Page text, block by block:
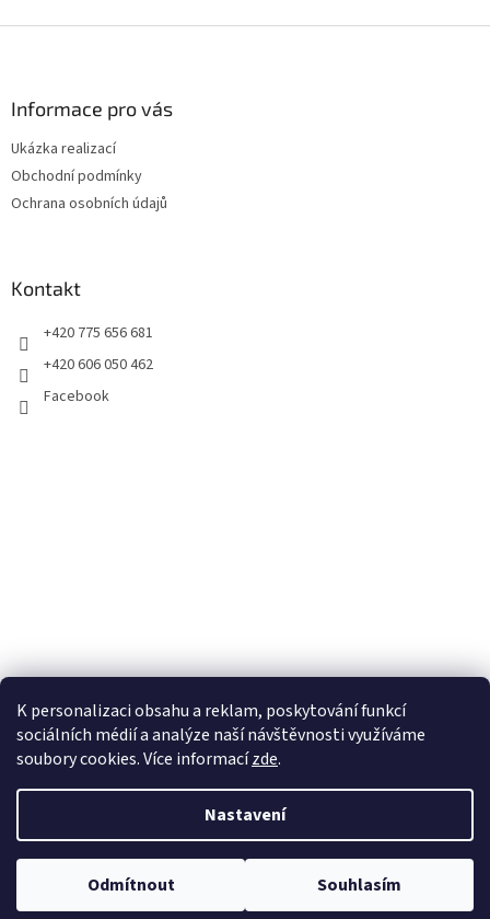
K personalizaci obsahu a reklam, poskytování funkcí
sociálních médií a analýze naší návštěvnosti využíváme
soubory cookies. Více informacízde.
Nastavení
Odmítnout Souhlasím
Informace pro vás
Ukázka realizací
Obchodní podmínky
Ochrana osobních údajů
Kontakt
+420 775 656 681
+420 606 050 462
Facebook
Copyright 2026100pa. Všechna práva vyhrazena.Upravit nastavení